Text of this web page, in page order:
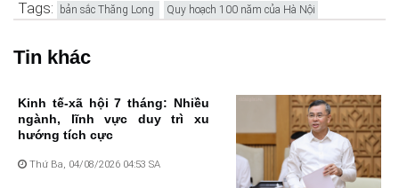
Tags: bản sắc Thăng Long Quy hoạch 100 năm của Hà Nội
Tin khác
Kinh tế-xã hội 7 tháng: Nhiều
ngành, lĩnh vực duy trì xu
hướng tích cực
Thứ Ba, 04/08/2026 04:53 SA